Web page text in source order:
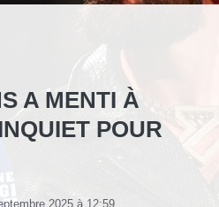
A MENTI À
POUR
2025 à 12:59